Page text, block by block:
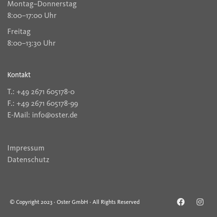
Montag–Donnerstag
8:00–17:00 Uhr
Freitag
8:00–13:30 Uhr
Kontakt
T.: +49 2671 605178-0
F.: +49 2671 605178-99
E-Mail: info@oster.de
Impressum
Datenschutz
© Copyright 2023 · Oster GmbH · All Rights Reserved